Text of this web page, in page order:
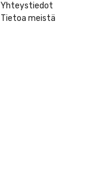
Yhteystiedot
Tietoa meistä